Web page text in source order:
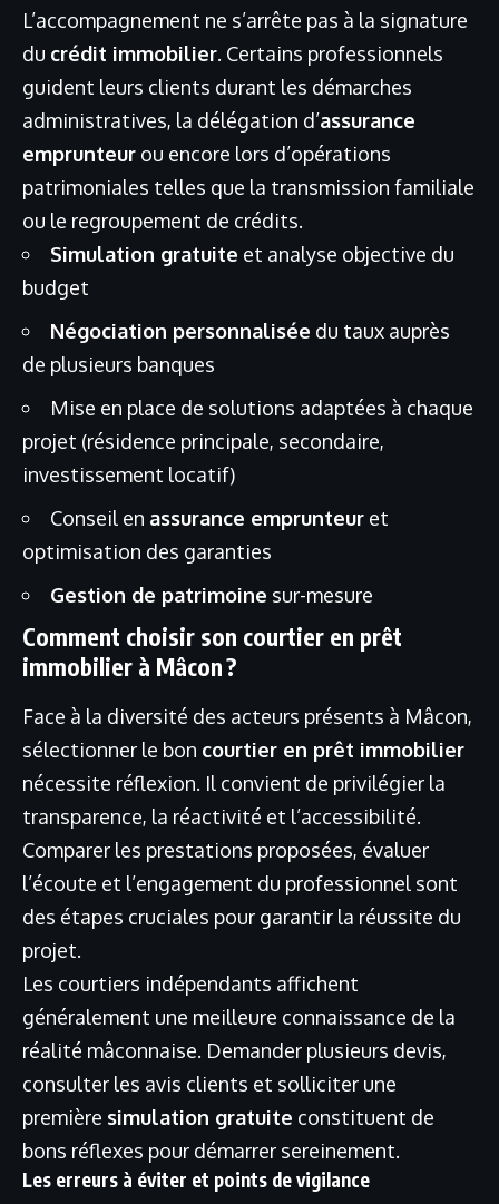
L’accompagnement ne s’arrête pas à la signature
du crédit immobilier. Certains professionnels
guident leurs clients durant les démarches
administratives, la délégation d’assurance
emprunteur ou encore lors d’opérations
patrimoniales telles que la transmission familiale
ou le regroupement de crédits.
Simulation gratuite et analyse objective du
budget
Négociation personnalisée du taux auprès
de plusieurs banques
Mise en place de solutions adaptées à chaque
projet (résidence principale, secondaire,
investissement locatif)
Conseil en assurance emprunteur et
optimisation des garanties
Gestion de patrimoine sur-mesure
Comment choisir son courtier en prêt
immobilier à Mâcon ?
Face à la diversité des acteurs présents à Mâcon,
sélectionner le bon courtier en prêt immobilier
nécessite réflexion. Il convient de privilégier la
transparence, la réactivité et l’accessibilité.
Comparer les prestations proposées, évaluer
l’écoute et l’engagement du professionnel sont
des étapes cruciales pour garantir la réussite du
projet.
Les courtiers indépendants affichent
généralement une meilleure connaissance de la
réalité mâconnaise. Demander plusieurs devis,
consulter les avis clients et solliciter une
première simulation gratuite constituent de
bons réflexes pour démarrer sereinement.
Les erreurs à éviter et points de vigilance